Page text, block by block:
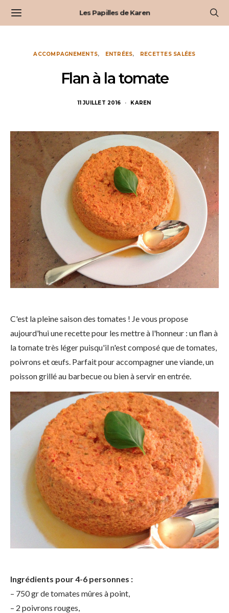
Les Papilles de Karen
ACCOMPAGNEMENTS ENTRÉES RECETTES SALÉES
Flan à la tomate
11 JUILLET 2016 KAREN
C'est la pleine saison des tomates ! Je vous propose
aujourd'hui une recette pour les mettre à l'honneur : un flan à
la tomate très léger puisqu'il n'est composé que de tomates,
poivrons et œufs. Parfait pour accompagner une viande, un
poisson grillé au barbecue ou bien à servir en entrée.
Ingrédients pour 4-6 personnes :
– 750 gr de tomates mûres à point,
– 2 poivrons rouges,